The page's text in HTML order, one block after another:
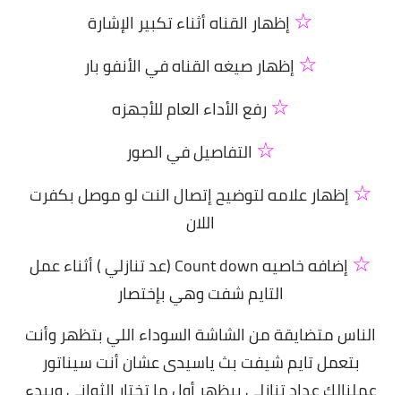
☆ إظهار القناه أثناء تكبير الإشارة
☆ إظهار صيغه القناه في الأنفو بار
☆ رفع الأداء العام للأجهزه
☆ التفاصيل في الصور
☆ إظهار علامه لتوضيح إتصال النت لو موصل بكفرت
اللان
☆
إضافه خاصيه Count down (عد تنازلي ) أثناء عمل
التايم شفت وهي بإختصار
الناس متضايقة من الشاشة السوداء اللي بتظهر وأنت
بتعمل تايم شيفت بث ياسيدى عشان أنت سيناتور